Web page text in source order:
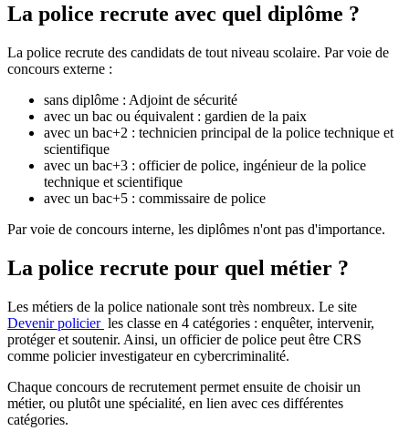
La police recrute avec quel diplôme ?
La police recrute des candidats de tout niveau scolaire. Par voie de
concours externe :
sans diplôme : Adjoint de sécurité
avec un bac ou équivalent : gardien de la paix
avec un bac+2 : technicien principal de la police technique et
scientifique
avec un bac+3 : officier de police, ingénieur de la police
technique et scientifique
avec un bac+5 : commissaire de police
Par voie de concours interne, les diplômes n'ont pas d'importance.
La police recrute pour quel métier ?
Les métiers de la police nationale sont très nombreux. Le site
Devenir policier les classe en 4 catégories : enquêter, intervenir,
protéger et soutenir. Ainsi, un officier de police peut être CRS
comme policier investigateur en cybercriminalité.
Chaque concours de recrutement permet ensuite de choisir un
métier, ou plutôt une spécialité, en lien avec ces différentes
catégories.